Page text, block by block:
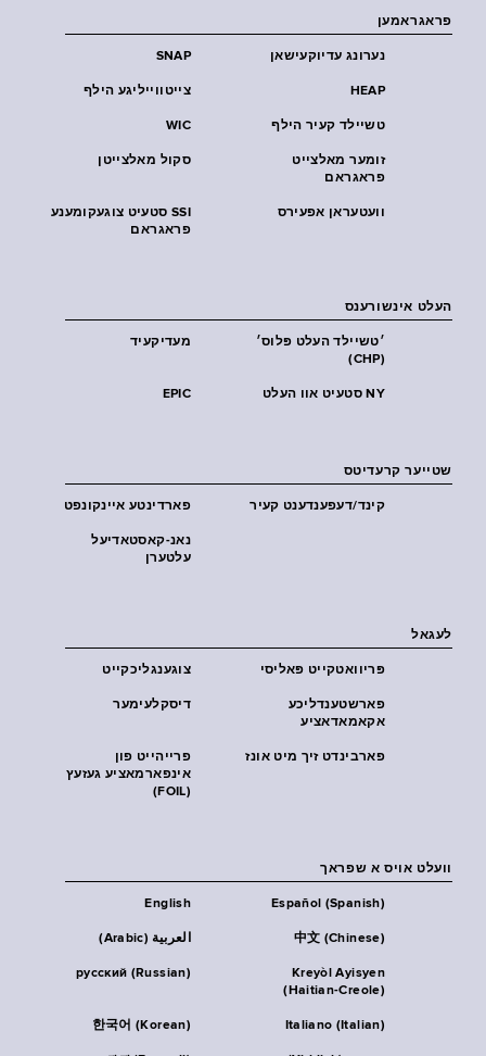
פראגראמען
SNAP נערונג עדיוקעישאן
צייטווייליגע הילף HEAP
WIC טשיילד קעיר הילף
סקול מאלצייטן
זומער מאלצייט
פראגראם
SSI סטעיט צוגעקומענע
פראגראם
וועטעראן אפעירס
העלט אינשורענס
מעדיקעיד
׳טשיילד העלט פּלוס׳
(CHP)
EPIC NY סטעיט אוו העלט
שטייער קרעדיטס
פארדינטע איינקונפט קינד/דעפענדענט קעיר
נאנ-קאסטאדיעל
עלטערן
לעגאל
צוגענגליכקייט פּריוואטקייט פּאליסי
דיסקלעימער
פארשטענדליכע
אקאמאדאציע
פרייהייט פון
אינפארמאציע געזעץ
(FOIL)
פארבינדט זיך מיט אונז
וועלט אויס א שפראך
English Español (Spanish)
العربية (Arabic) 中文 (Chinese)
русский (Russian)
Kreyòl Ayisyen
(Haitian-Creole)
한국어 (Korean) Italiano (Italian)